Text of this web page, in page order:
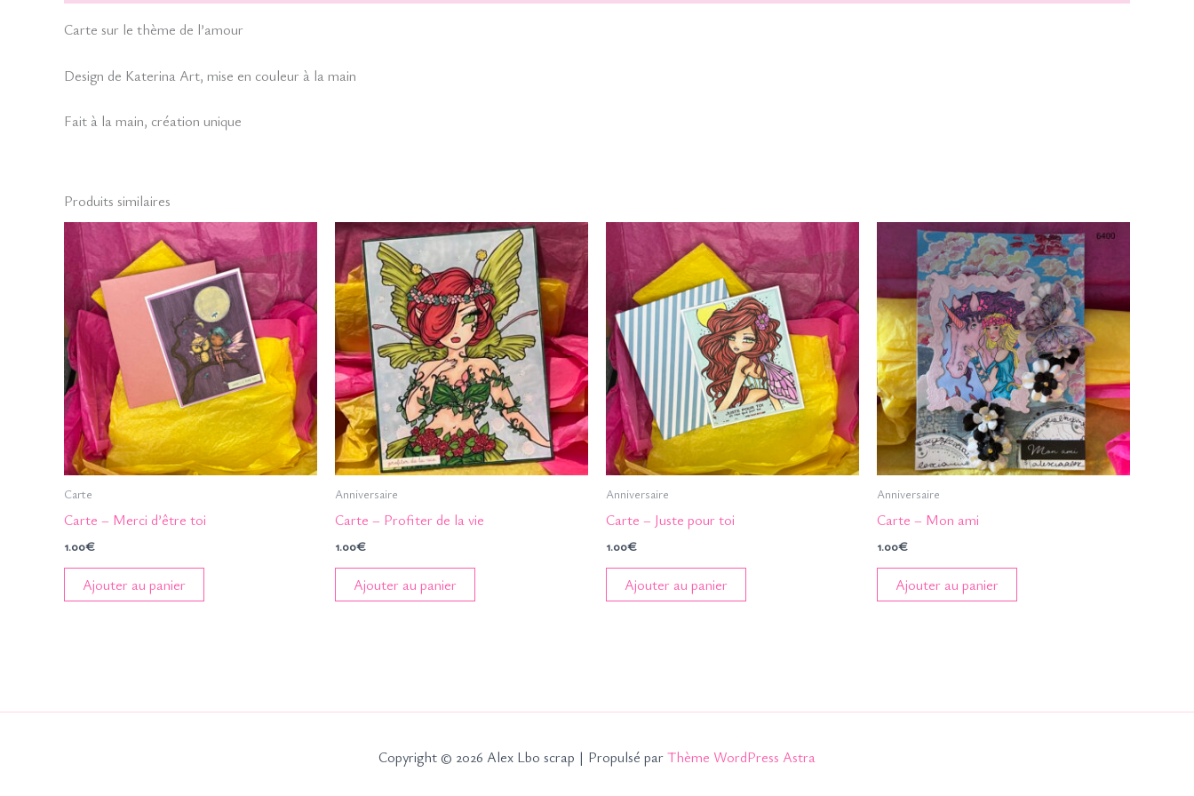
Carte sur le thème de l’amour
Design de Katerina Art, mise en couleur à la main
Fait à la main, création unique
Produits similaires
Carte
Carte – Merci d’être toi
1.00€
Ajouter au panier
Anniversaire
Carte – Profiter de la vie
1.00€
Ajouter au panier
Anniversaire
Carte – Juste pour toi
1.00€
Ajouter au panier
Anniversaire
Carte – Mon ami
1.00€
Ajouter au panier
Copyright © 2026 Alex Lbo scrap | Propulsé parThème WordPress Astra